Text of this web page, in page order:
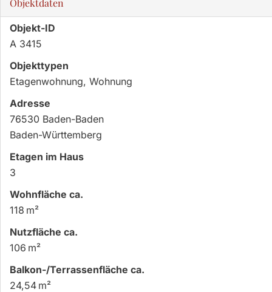
Objekt-ID
A 3415
Objekttypen
Etagenwohnung, Wohnung
Adresse
76530 Baden-Baden
Baden-Württemberg
Etagen im Haus
3
Wohnfläche ca.
118 m²
Nutzfläche ca.
106 m²
Balkon-/Terrassen­fläche ca.
24,54 m²